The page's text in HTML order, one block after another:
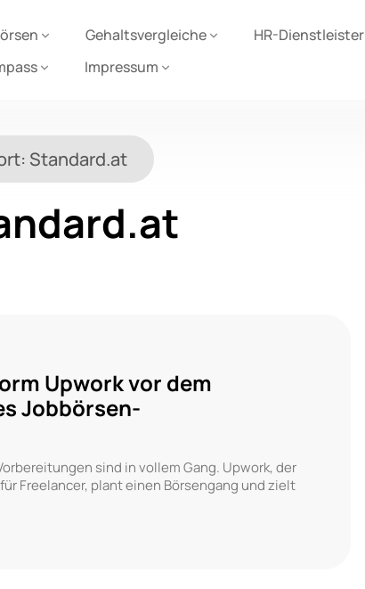
Gehaltsvergleiche HR-Dienstleister
Impressum
Standard.at
Upwork vor dem
Jobbörsen-
sind in vollem Gang. Upwork, der
Freelancer, plant einen Börsengang und zielt